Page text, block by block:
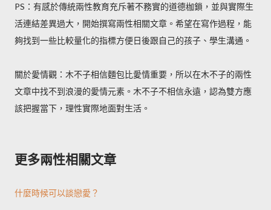
PS：有感於傳統兩性教育充斥著不務實的道德枷鎖，並與實際生
活連結差異過大，開始撰寫兩性相關文章。希望在寫作過程，能
夠找到一些比較量化的指標方便日後跟自己的孩子、學生溝通。
關於愛情觀：木不子相信麵包比愛情重要，所以在木不子的兩性
文章中找不到浪漫的愛情元素。木不子不相信永遠，認為雙方應
該把握當下，理性實際地面對生活。
更多兩性相關文章
什麼時候可以談戀愛？